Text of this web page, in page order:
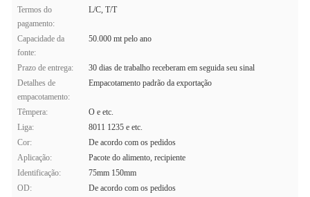
Termos do
pagamento:
L/C, T/T
Capacidade da
fonte:
50.000 mt pelo ano
Prazo de entrega:
30 dias de trabalho receberam em seguida seu sinal
Detalhes de
empacotamento:
Empacotamento padrão da exportação
Têmpera:
O e etc.
Liga:
8011 1235 e etc.
Cor:
De acordo com os pedidos
Aplicação:
Pacote do alimento, recipiente
Identificação:
75mm 150mm
OD:
De acordo com os pedidos